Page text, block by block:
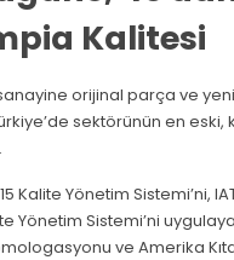
Kalitesi
orijinal parça ve
sektörünün en eski,
Kalite Yönetim Sistemi’ni,
Yönetim Sistemi’ni
ve Amerika